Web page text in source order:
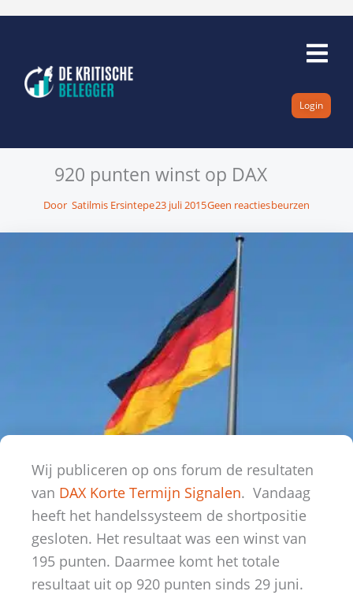
inhoud
Login
920 punten winst op DAX
Door Satilmis Ersintepe23 juli 2015Geen reactiesbeurzen
Wij publiceren op ons forum de resultaten
van DAX Korte Termijn Signalen. Vandaag
heeft het handelssysteem de shortpositie
gesloten. Het resultaat was een winst van
195 punten. Daarmee komt het totale
resultaat uit op 920 punten sinds 29 juni.